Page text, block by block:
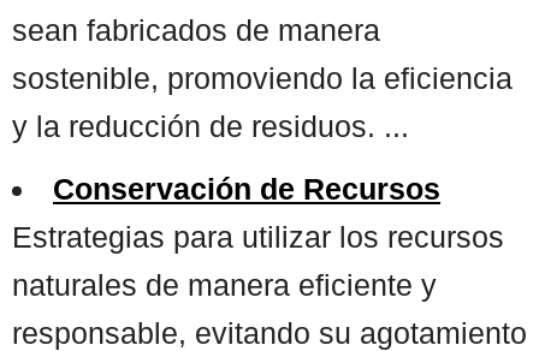
sean fabricados de manera
sostenible, promoviendo la eficiencia
y la reducción de residuos. ...
Conservación de Recursos
Estrategias para utilizar los recursos
naturales de manera eficiente y
responsable, evitando su agotamiento